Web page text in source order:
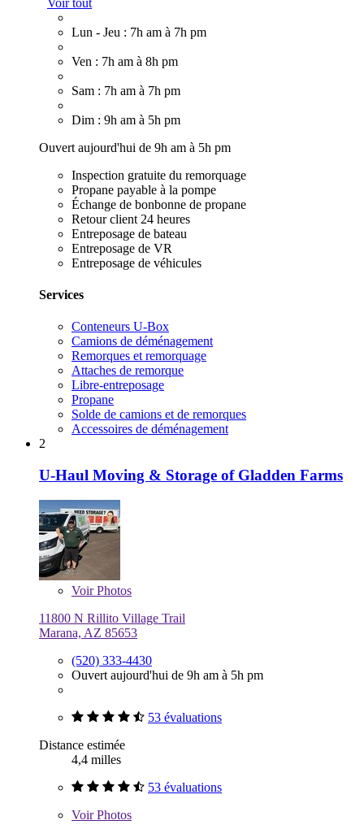
Lun - Jeu : 7h am à 7h pm
Ven : 7h am à 8h pm
Sam : 7h am à 7h pm
Dim : 9h am à 5h pm
Ouvert aujourd'hui de 9h am à 5h pm
Inspection gratuite du remorquage
Propane payable à la pompe
Échange de bonbonne de propane
Retour client 24 heures
Entreposage de bateau
Entreposage de VR
Entreposage de véhicules
Services
Conteneurs U-Box
Camions de déménagement
Remorques et remorquage
Attaches de remorque
Libre-entreposage
Propane
Solde de camions et de remorques
Accessoires de déménagement
2
U-Haul Moving & Storage of Gladden Farms
VoirPhotos
11800 N Rillito Village Trail
Marana, AZ 85653
(520) 333-4430
Ouvert aujourd'hui de 9h am à 5h pm
53 évaluations
Distance estimée
4,4 milles
53 évaluations
VoirPhotos